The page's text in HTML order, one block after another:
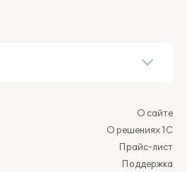
О сайте
О решениях 1С
Прайс-лист
Поддержка